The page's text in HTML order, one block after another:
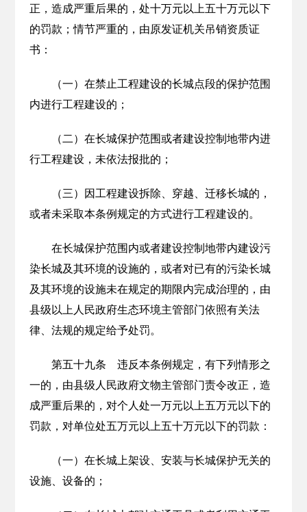
正，造成严重后果的，处十万元以上五十万元以下
的罚款；情节严重的，由原发证机关吊销资质证
书：
（一）在禁止工程建设的长城点段的保护范围
内进行工程建设的；
（二）在长城保护范围或者建设控制地带内进
行工程建设，未依法报批的；
（三）因工程建设拆除、穿越、迁移长城的，
或者未采取本条例规定的方式进行工程建设的。
在长城保护范围内或者建设控制地带内建设污
染长城及其环境的设施的，或者对已有的污染长城
及其环境的设施未在规定的期限内完成治理的，由
县级以上人民政府生态环境主管部门依照有关法
律、法规的规定给予处罚。
第五十九条 违反本条例规定，有下列情形之
一的，由县级人民政府文物主管部门责令改正，造
成严重后果的，对个人处一万元以上五万元以下的
罚款，对单位处五万元以上五十万元以下的罚款：
（一）在长城上架设、安装与长城保护无关的
设施、设备的；